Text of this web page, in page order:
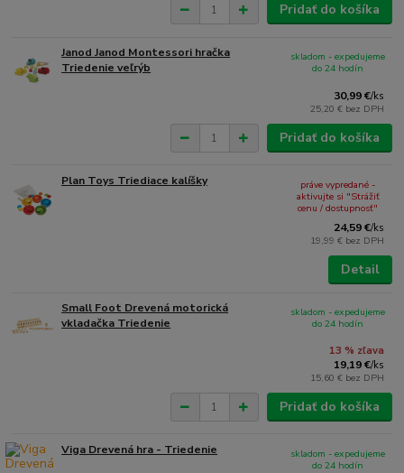
Pridať do košíka
Janod Janod Montessori hračka
Triedenie veľrýb
30,99 €/ks
25,20 € bez DPH
skladom - expedujeme
do 24 hodín
Pridať do košíka
Plan Toys Triediace kalíšky
24,59 €/ks
19,99 € bez DPH
práve vypredané -
aktivujte si "Strážiť
cenu / dostupnosť"
Detail
Small Foot Drevená motorická
vkladačka Triedenie
13 % zľava
19,19 €/ks
15,60 € bez DPH
skladom - expedujeme
do 24 hodín
Pridať do košíka
Viga Drevená hra - Triedenie
skladom - expedujeme
do 24 hodín